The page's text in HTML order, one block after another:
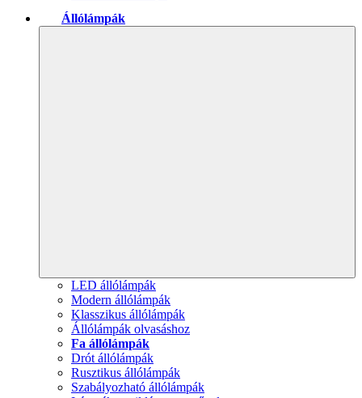
Állólámpák
LED állólámpák
Modern állólámpák
Klasszikus állólámpák
Állólámpák olvasáshoz
Fa állólámpák
Drót állólámpák
Rusztikus állólámpák
Szabályozható állólámpák